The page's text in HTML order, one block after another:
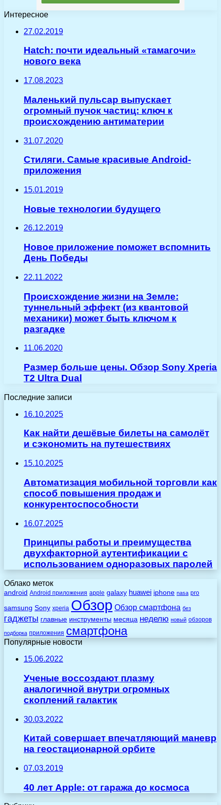
Интересное
27.02.2019
Hatch: почти идеальный «тамагочи»
нового века
17.08.2023
Маленький пульсар выпускает
огромный пучок частиц: ключ к
происхождению антиматерии
31.07.2020
Стиляги. Самые красивые Android-
приложения
15.01.2019
Новые технологии будущего
26.12.2019
Новое приложение поможет вспомнить
День Победы
22.11.2022
Происхождение жизни на Земле:
туннельный эффект (из квантовой
механики) может быть ключом к
разгадке
11.06.2020
Размер больше цены. Обзор Sony Xperia
T2 Ultra Dual
Последние записи
16.10.2025
Как найти дешёвые билеты на самолёт
и сэкономить на путешествиях
15.10.2025
Автоматизация мобильной торговли как
способ повышения продаж и
конкурентоспособности
16.07.2025
Принципы работы и преимущества
двухфакторной аутентификации с
использованием одноразовых паролей
Облако меток
android Android приложения apple galaxy huawei iphone nasa pro
samsung Sony xperia Обзор Обзор смартфона без
гаджеты главные инструменты месяца неделю новый обзоров
подборка приложения смартфона
Популярные новости
15.06.2022
Ученые воссоздают плазму
аналогичной внутри огромных
скоплений галактик
30.03.2022
Китай совершает впечатляющий маневр
на геостационарной орбите
07.03.2019
40 лет Apple: от гаража до космоса